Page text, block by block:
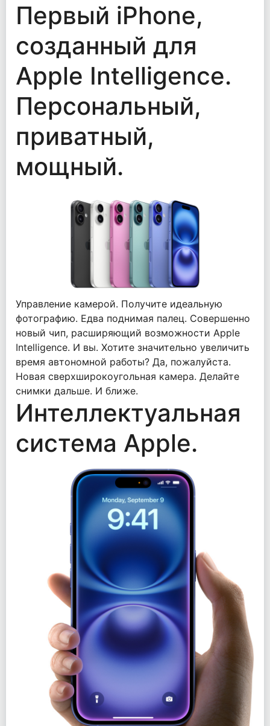
Первый iPhone,
созданный для
Apple Intelligence.
Персональный,
приватный,
мощный.
Управление камерой. Получите идеальную
фотографию. Едва поднимая палец. Совершенно
новый чип, расширяющий возможности Apple
Intelligence. И вы. Хотите значительно увеличить
время автономной работы? Да, пожалуйста.
Новая сверхширокоугольная камера. Делайте
снимки дальше. И ближе.
Интеллектуальная
система Apple.